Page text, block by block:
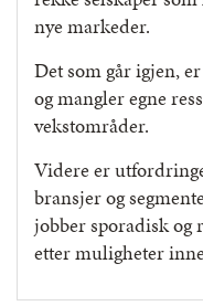
nye markeder.
Det som går igjen,
og mangler egne
vekstområder.
Videre er
bransjer og
jobber sporadisk og
etter muligheter